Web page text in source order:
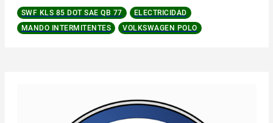
SWF KLS 85 DOT SAE QB 77
ELECTRICIDAD
MANDO INTERMITENTES
VOLKSWAGEN POLO